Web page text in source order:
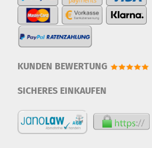
KUNDEN BEWERTUNG
SICHERES EINKAUFEN